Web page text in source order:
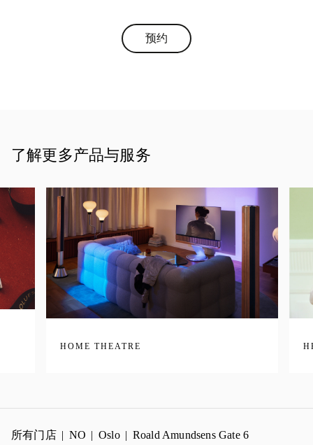
预约Link Opens in New Tab
了解更多产品与服务
HOME THEATRE
所有门店 NO Oslo Roald Amundsens Gate 6